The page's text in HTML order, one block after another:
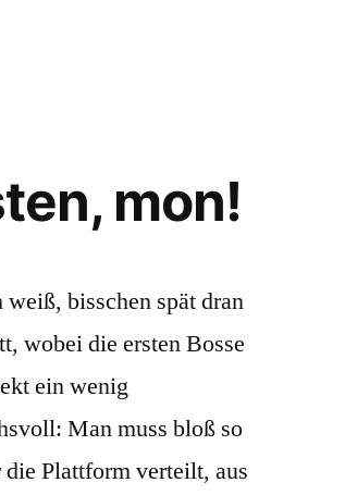
mon!
bisschen spät dran
wobei die ersten Bosse
ein wenig
Man muss bloß so
Plattform verteilt, aus